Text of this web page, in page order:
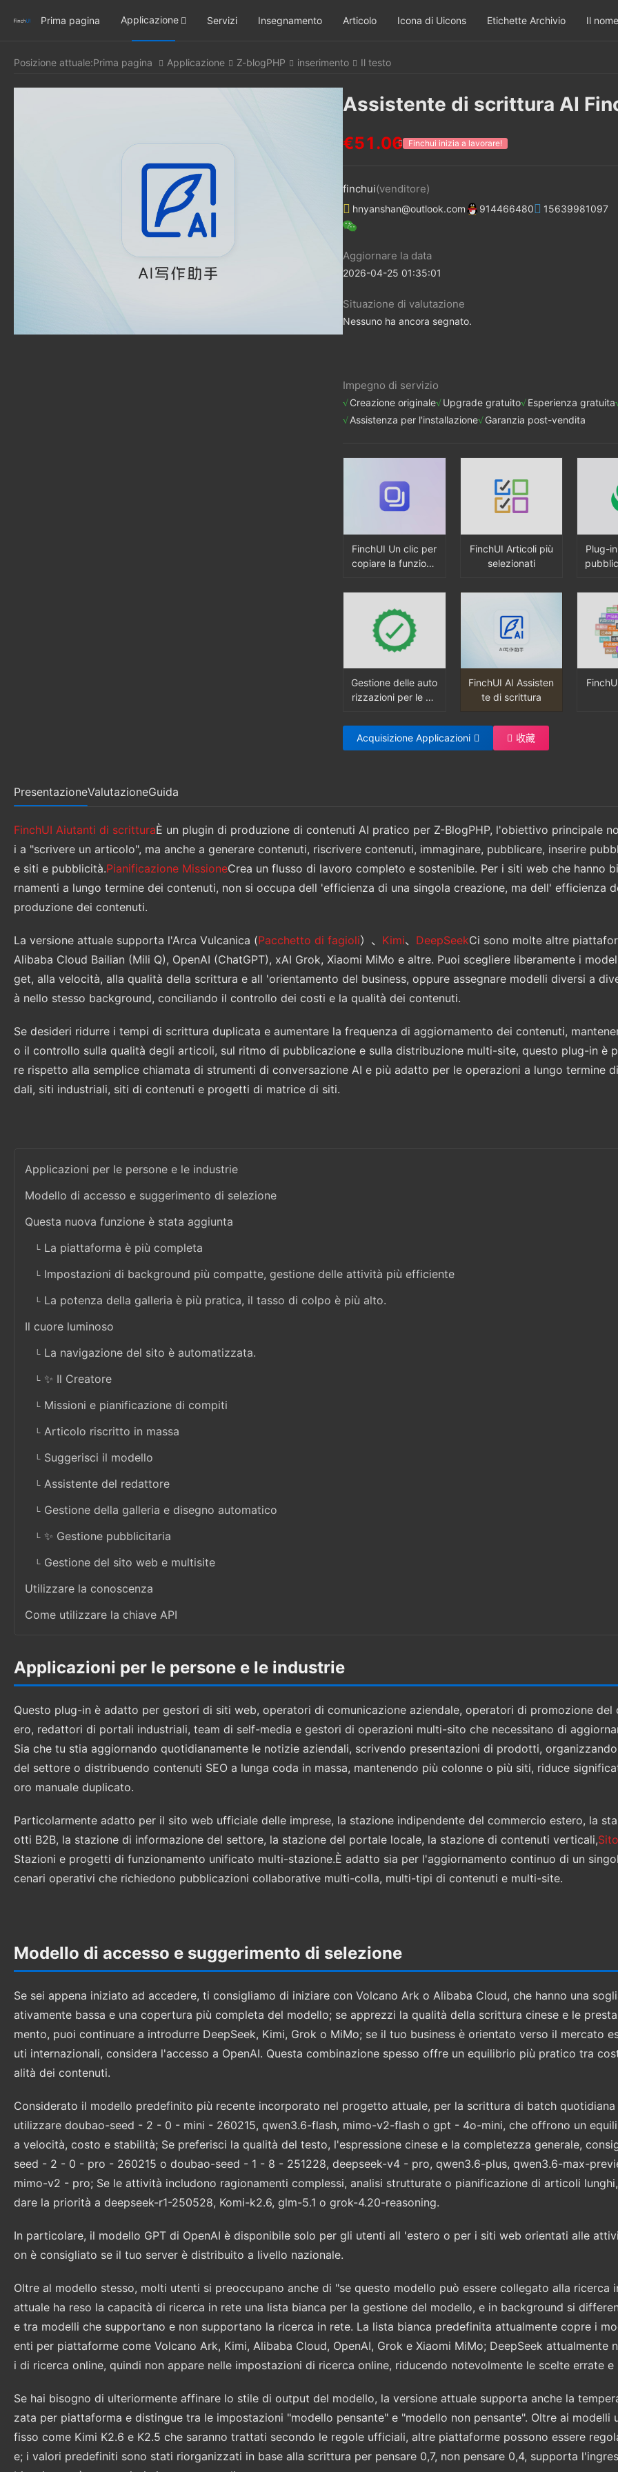
Prima pagina Applicazione Servizi Insegnamento Articolo Icona di Uicons Etichette Archivio Il
Posizione attuale:Prima pagina Applicazione Z-blogPHP inserimento Il testo
Assistente di scrittura AI
€51.06 Finchui inizia a lavorare!
finchui(venditore)
hnyanshan@outlook.com 914466480 15639981097
Aggiornare la data
2026-04-25 01:35:01
Situazione di valutazione
Nessuno ha ancora segnato.
Impegno di servizio
Creazione originale Upgrade gratuito Esperienza gratuita
Assistenza per l'installazione
Garanzia post-vendita
FinchUI Un clic per
copiare la funzione
FinchUI Articoli più
selezionati
Plug-
opo
gli
ella di
sta
Gestione delle auto
rizzazioni per le ap
FinchUI AI Assisten
te di scrittura
Acquisizione Applicazioni 收藏
PresentazioneValutazioneGuida
FinchUI Aiutanti di scritturaÈ un plugin di produzione di contenuti AI pratico per Z-BlogPHP, l'obiettivo principale
i a "scrivere un articolo", ma anche a generare contenuti, riscrivere contenuti, immaginare, pubblicare, inserire
e siti e pubblicità.Pianificazione MissioneCrea un flusso di lavoro completo e sostenibile. Per i siti web che hanno
rnamenti a lungo termine dei contenuti, non si occupa dell 'efficienza di una singola creazione, ma dell' efficienza
produzione dei contenuti.
La versione attuale supporta l'Arca Vulcanica (Pacchetto di fagioli）、 Kimi、 DeepSeekCi sono molte altre
Alibaba Cloud Bailian (Mili Q), OpenAI (ChatGPT), xAI Grok, Xiaomi MiMo e altre. Puoi scegliere liberamente i
get, alla velocità, alla qualità della scrittura e all 'orientamento del business, oppure assegnare modelli diversi a
à nello stesso background, conciliando il controllo dei costi e la qualità dei contenuti.
Se desideri ridurre i tempi di scrittura duplicata e aumentare la frequenza di aggiornamento dei contenuti,
o il controllo sulla qualità degli articoli, sul ritmo di pubblicazione e sulla distribuzione multi-site, questo plug-in è
re rispetto alla semplice chiamata di strumenti di conversazione AI e più adatto per le operazioni a lungo termine
dali, siti industriali, siti di contenuti e progetti di matrice di siti.
Applicazioni per le persone e le industrie
Modello di accesso e suggerimento di selezione
Questa nuova funzione è stata aggiunta
La piattaforma è più completa
Impostazioni di background più compatte, gestione delle attività più efficiente
La potenza della galleria è più pratica, il tasso di colpo è più alto.
Il cuore luminoso
La navigazione del sito è automatizzata.
✨ Il Creatore
Missioni e pianificazione di compiti
Articolo riscritto in massa
Suggerisci il modello
Assistente del redattore
Gestione della galleria e disegno automatico
✨ Gestione pubblicitaria
Gestione del sito web e multisite
Utilizzare la conoscenza
Come utilizzare la chiave API
Applicazioni per le persone e le industrie
Questo plug-in è adatto per gestori di siti web, operatori di comunicazione aziendale, operatori di promozione del
ero, redattori di portali industriali, team di self-media e gestori di operazioni multi-sito che necessitano di
Sia che tu stia aggiornando quotidianamente le notizie aziendali, scrivendo presentazioni di prodotti,
del settore o distribuendo contenuti SEO a lunga coda in massa, mantenendo più colonne o più siti, riduce
oro manuale duplicato.
Particolarmente adatto per il sito web ufficiale delle imprese, la stazione indipendente del commercio estero, la
otti B2B, la stazione di informazione del settore, la stazione del portale locale, la stazione di contenuti verticali,
Stazioni e progetti di funzionamento unificato multi-stazione.È adatto sia per l'aggiornamento continuo di un
cenari operativi che richiedono pubblicazioni collaborative multi-colla, multi-tipi di contenuti e multi-site.
Modello di accesso e suggerimento di selezione
Se sei appena iniziato ad accedere, ti consigliamo di iniziare con Volcano Ark o Alibaba Cloud, che hanno una
ativamente bassa e una copertura più completa del modello; se apprezzi la qualità della scrittura cinese e le
mento, puoi continuare a introdurre DeepSeek, Kimi, Grok o MiMo; se il tuo business è orientato verso il mercato
uti internazionali, considera l'accesso a OpenAI. Questa combinazione spesso offre un equilibrio più pratico tra
alità dei contenuti.
Considerato il modello predefinito più recente incorporato nel progetto attuale, per la scrittura di batch
utilizzare doubao-seed - 2 - 0 - mini - 260215, qwen3.6-flash, mimo-v2-flash o gpt - 4o-mini, che offrono un
a velocità, costo e stabilità; Se preferisci la qualità del testo, l'espressione cinese e la completezza generale,
seed - 2 - 0 - pro - 260215 o doubao-seed - 1 - 8 - 251228, deepseek-v4 - pro, qwen3.6-plus, qwen3.6-max-
mimo-v2 - pro; Se le attività includono ragionamenti complessi, analisi strutturate o pianificazione di articoli
dare la priorità a deepseek-r1-250528, Komi-k2.6, glm-5.1 o grok-4.20-reasoning.
In particolare, il modello GPT di OpenAI è disponibile solo per gli utenti all 'estero o per i siti web orientati alle
on è consigliato se il tuo server è distribuito a livello nazionale.
Oltre al modello stesso, molti utenti si preoccupano anche di "se questo modello può essere collegato alla ricerca
attuale ha reso la capacità di ricerca in rete una lista bianca per la gestione del modello, e in background si
e tra modelli che supportano e non supportano la ricerca in rete. La lista bianca predefinita attualmente copre i
enti per piattaforme come Volcano Ark, Kimi, Alibaba Cloud, OpenAI, Grok e Xiaomi MiMo; DeepSeek attualmente
i di ricerca online, quindi non appare nelle impostazioni di ricerca online, riducendo notevolmente le scelte errate e
Se hai bisogno di ulteriormente affinare lo stile di output del modello, la versione attuale supporta anche la
zata per piattaforma e distingue tra le impostazioni "modello pensante" e "modello non pensante". Oltre ai modelli
fisso come Kimi K2.6 e K2.5 che saranno trattati secondo le regole ufficiali, altre piattaforme possono essere
e; i valori predefiniti sono stati riorganizzati in base alla scrittura per pensare 0,7, non pensare 0,4, supporta